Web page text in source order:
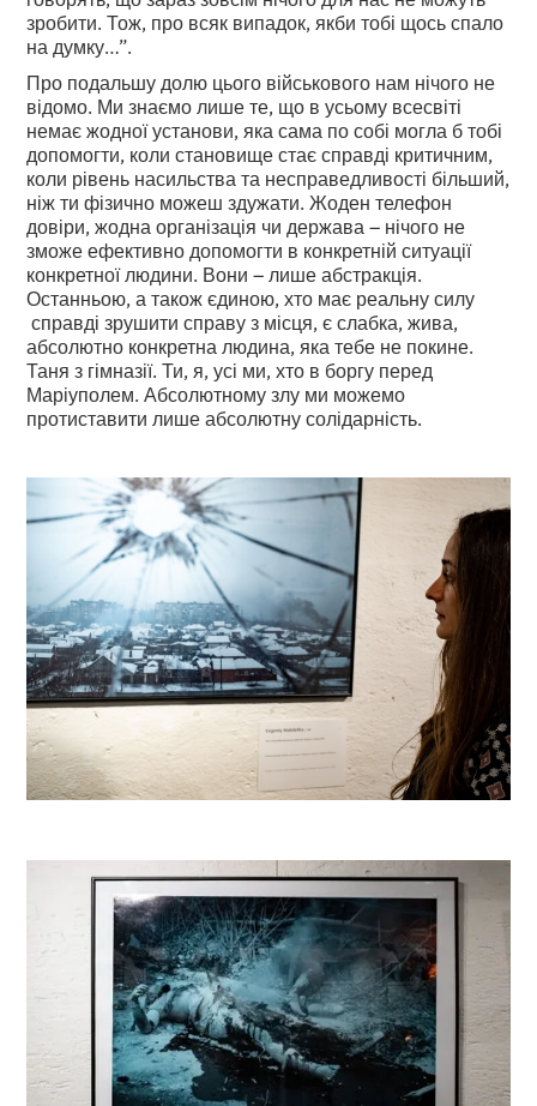
зробити. Тож, про всяк випадок, якби тобі щось спало
на думку…”.
Про подальшу долю цього військового нам нічого не
відомо. Ми знаємо лише те, що в усьому всесвіті
немає жодної установи, яка сама по собі могла б тобі
допомогти, коли становище стає справді критичним,
коли рівень насильства та несправедливості більший,
ніж ти фізично можеш здужати. Жоден телефон
довіри, жодна організація чи держава – нічого не
зможе ефективно допомогти в конкретній ситуації
конкретної людини. Вони – лише абстракція.
Останньою, а також єдиною, хто має реальну силу
справді зрушити справу з місця, є слабка, жива,
абсолютно конкретна людина, яка тебе не покине.
Таня з гімназії. Ти, я, усі ми, хто в боргу перед
Маріуполем. Абсолютному злу ми можемо
протиставити лише абсолютну солідарність.